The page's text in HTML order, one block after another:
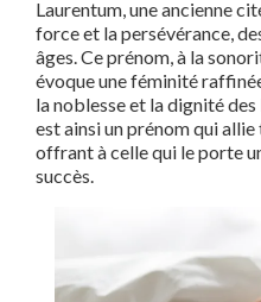
Laurentum, une ancienne
force et la persévérance,
âges. Ce prénom, à la
évoque une féminité
la noblesse et la dignité
est ainsi un prénom qui
offrant à celle qui le porte
succès.